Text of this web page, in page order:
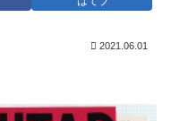
2021.06.01